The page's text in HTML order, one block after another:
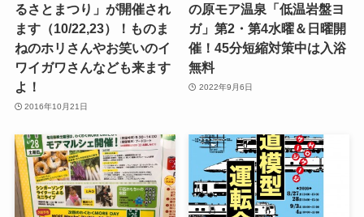
るさとまつり」が開催され
ます（10/22,23）！ものま
ねのホリさんやお笑いのイ
ワイガワさんなども来ます
よ！
2016年10月21日
の原モア温泉「低温岩盤ヨ
ガ」第2・第4水曜＆日曜開
催！45分短縮対策中は入浴
無料
2022年9月6日